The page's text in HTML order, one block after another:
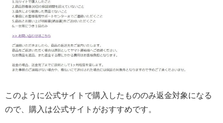
このように公式サイトで購入したもののみ返金対象になる
ので、購入は公式サイトがおすすめです。